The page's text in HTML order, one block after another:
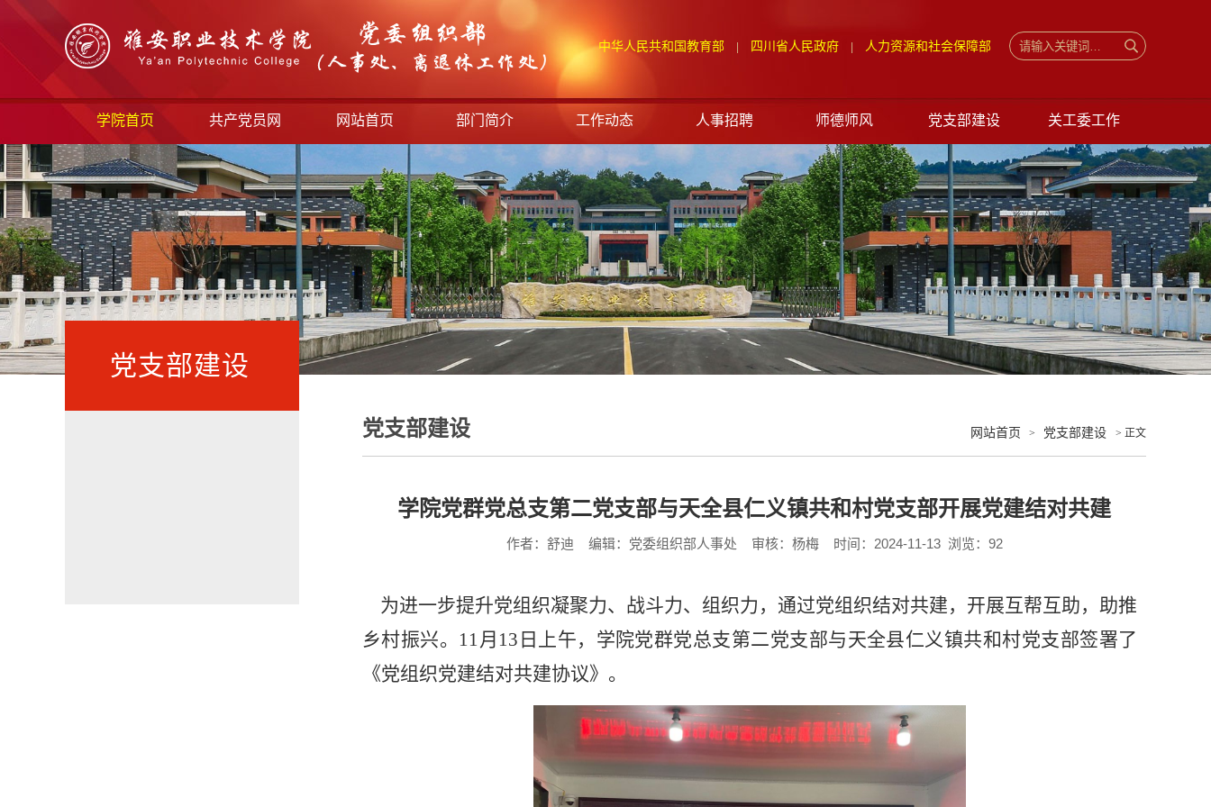
中华人民共和国教育部 四川省人民政府 人力资源和社会保障部
学院首页 共产党员网 网站首页 部门简介 工作动态 人事招聘 师德师风 党支部建设 关工委工作
党支部建设
党支部建设 网站首页 > 党支部建设 > 正文
学院党群党总支第二党支部与天全县仁义镇共和村党支部开展党建结对共建
作者：舒迪 编辑：党委组织部人事处 审核：杨梅时间：2024-11-13 浏览： 92
为进一步提升党组织凝聚力、战斗力、组织力，通过党组织结对共建，开展互帮互助，助推
乡村振兴。 11月 13 日上午，学院党群党总支第二党支部与天全县仁义镇共和村党支部签署了
《党组织党建结对共建协议》。